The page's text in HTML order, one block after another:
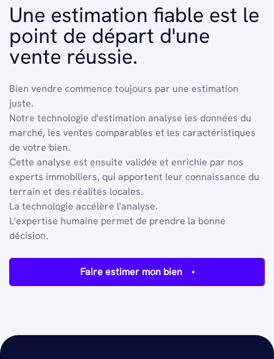
Une estimation fiable est le
point de départ d'une
vente réussie.
Bien vendre commence toujours par une estimation
juste.
Notre technologie d'estimation analyse les données du
marché, les ventes comparables et les caractéristiques
de votre bien.
Cette analyse est ensuite validée et enrichie par nos
experts immobiliers, qui apportent leur connaissance du
terrain et des réalités locales.
La technologie accélère l'analyse.
L'expertise humaine permet de prendre la bonne
décision.
Faire estimer mon bien